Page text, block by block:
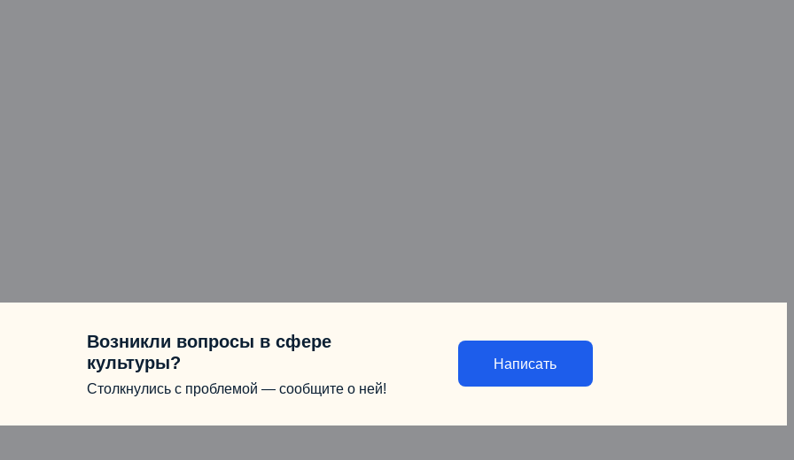
Возникли вопросы в сфере
культуры?
Столкнулись с проблемой — сообщите о ней!
Написать